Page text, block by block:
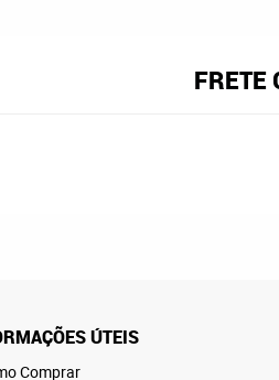
FRETE
ÚTEIS
Comprar